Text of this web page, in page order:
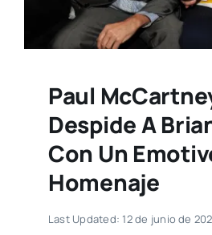
Paul
Despide A
Con Un
Homenaje
Last Updated: 12 de junio de